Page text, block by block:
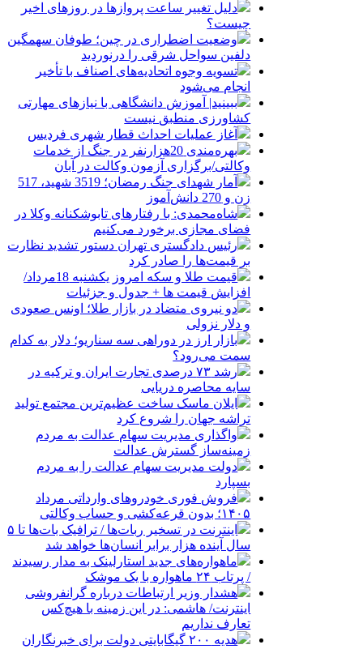
دلیل تغییر ساعت پروازها در روزهای اخیر
چیست؟
وضعیت اضطراری در چین؛ طوفان سهمگین
دلفین سواحل شرقی را درنوردید
تسویه وجوه اتحادیه‌های اصناف با تأخیر
انجام می‌شود
ببینید| آموزش دانشگاهی با نیازهای مهارتی
کشاورزی منطبق نیست
آغاز عملیات احداث قطار شهری فردیس
بهره‌مندی 20هزارنفر در جنگ از خدمات
وکالتی/برگزاری آزمون وکالت در آبان
آمار شهدای جنگ رمضان؛ 3519 شهید، 517
زن و 270 دانش‌آموز
شاه‌محمدی: با رفتارهای تابوشکنانه وکلا در
فضای مجازی برخورد می‌کنیم
رئیس دادگستری تهران دستور تشدید نظارت
بر قیمت‌ها را صادر کرد
قیمت طلا و سکه امروز یکشنبه 18مرداد/
افزایش قیمت ها + جدول و جزئیات
دو نیروی متضاد در بازار طلا؛ اونس صعودی
و دلار نزولی
بازار ارز در دوراهی سه سناریو؛ دلار به کدام
سمت می‌رود؟
رشد ۷۳ درصدی تجارت ایران و ترکیه در
سایه محاصره دریایی
ایلان ماسک ساخت عظیم‌ترین مجتمع تولید
تراشه جهان را شروع کرد
واگذاری مدیریت سهام عدالت به مردم
زمینه‌ساز گسترش عدالت
دولت مدیریت سهام عدالت را به مردم
بسپارد
فروش فوری خودروهای وارداتی مرداد
۱۴۰۵؛ بدون قرعه‌کشی و حساب وکالتی
اینترنت در تسخیر ربات‌ها / ترافیک بات‌ها تا ۵
سال آینده هزار برابر انسان‌ها خواهد شد
ماهواره‌های جدید استارلینک به مدار رسیدند
/ پرتاب ۲۴ ماهواره با یک موشک
هشدار وزیر ارتباطات درباره گرانفروشی
اینترنت/ هاشمی: در این زمینه با هیچ‌کس
تعارف نداریم
هدیه ۲۰۰ گیگابایتی دولت برای خبرنگاران